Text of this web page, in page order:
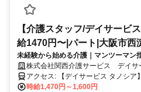
【介護スタッフ/デイサービ
給1470円〜|パート|大阪市西
未経験から始める介護｜マンツーマン
株式会社関西介護サービス デイサ
アクセス: 【デイサービス タノシア】 ・JR神戸線「塚本駅」より徒
歩5分 【デイサービス タノシア姫里】 ・阪神本線「姫島駅」より徒
時給1,470円～1,600円